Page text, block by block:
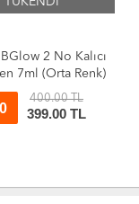
2 No Kalıcı
7ml (Orta Renk)
0
400.00 TL
399.00 TL